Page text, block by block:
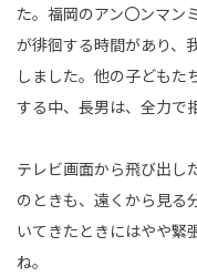
た。福岡のアン〇ンマン
が徘徊する時間があり、
しました。他の子どもた
する中、長男は、全力で
テレビ画面から飛び出し
のときも、遠くから見る
いてきたときにはやや緊
ね。